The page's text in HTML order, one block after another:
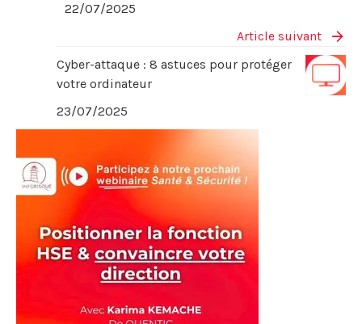
22/07/2025
Article suivant
Cyber-attaque : 8 astuces pour protéger
votre ordinateur
23/07/2025